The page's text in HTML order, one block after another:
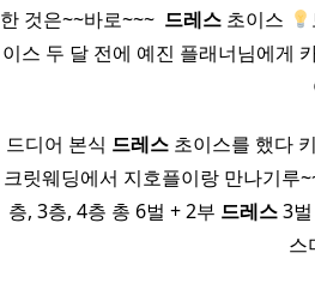
한 것은~~바로~~~ ​ 드레스 초이스
이스 두 달 전에 예진 플래너님에게
드디어 본식 드레스 초이스를 했다
크릿웨딩에서 지호플이랑 만나기루
층, 3층, 4층 총 6벌 + 2부 드레스3
스